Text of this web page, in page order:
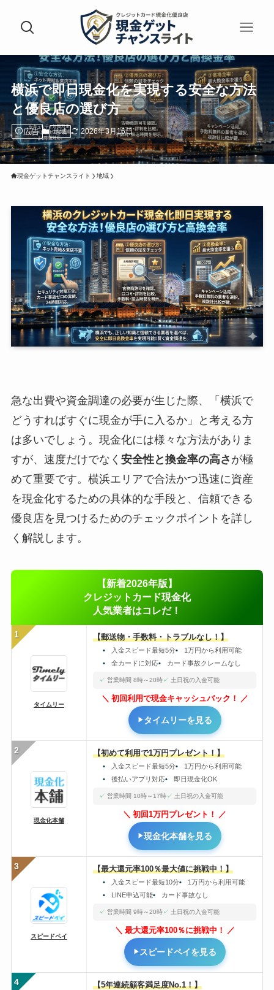
横浜で即日現金化を実現する安全な方法
と優良店の選び方
広告 地域 2026年3月16日
現金ゲットチャンスライト 地域
急な出費や資金調達の必要が生じた際、「横浜で
どうすればすぐに現金が手に入るか」と考える方
は多いでしょう。現金化には様々な方法がありま
すが、速度だけでなく 安全性と換金率の高さ が極
めて重要です。横浜エリアで合法かつ迅速に資産
を現金化するための具体的な手段と、信頼できる
優良店を見つけるためのチェックポイントを詳し
く解説します。
【新着2026年版】
クレジットカード現金化
人気業者はコレだ！
1
タイムリー
【郵送物・手数料・トラブルなし！】
入金スピード最短5分
1万円から利用可能
全カードに対応
カード事故クレームなし
営業時間 8時～20時 土日祝の入金可能
初回利用で現金キャッシュバック！
タイムリーを見る
2
現金化本舗
【初めて利用で1万円プレゼント！】
入金スピード最短5分
1万円から利用可能
後払いアプリ対応
即日現金化OK
営業時間 10時～17時 土日祝の入金可能
初回1万円プレゼント！
現金化本舗を見る
3
スピードペイ
【最大還元率100％最大値に挑戦中！】
入金スピード最短10分
1万円から利用可能
LINE申込可能
カード事故なし
営業時間 9時～20時 土日祝の入金可能
最大還元率100％に挑戦中！
スピードペイを見る
4 【5年連続顧客満足度No.1！】